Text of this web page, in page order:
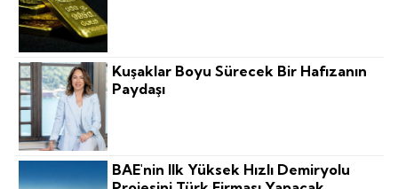
Kuşaklar Boyu Sürecek Bir Hafızanın
Paydaşı
BAE'nin Ilk Yüksek Hızlı Demiryolu